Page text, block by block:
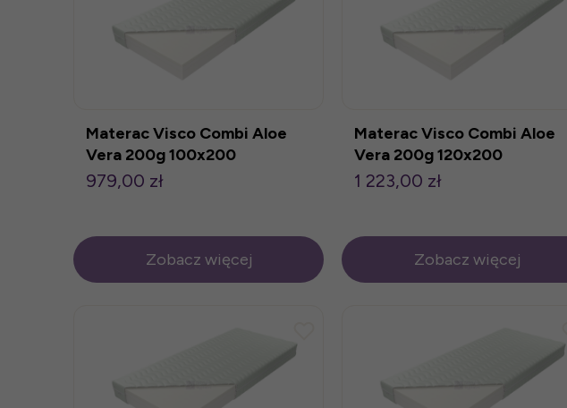
Materac Visco Combi Aloe
Vera 200g 100x200
979,00 zł
Zobacz więcej
Materac Visco Combi Aloe
Vera 200g 120x200
1 223,00 zł
Zobacz więcej